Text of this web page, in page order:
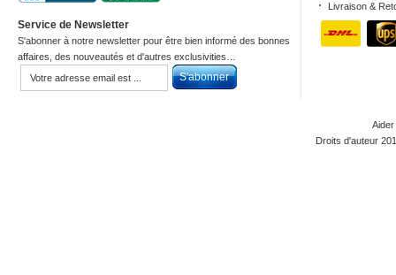
Service de Newsletter
S'abonner à notre newsletter pour être bien informé des bonnes
affaires, des nouveautés et d'autres exclusivities…
Livraison &
Aider
Droits d'auteur